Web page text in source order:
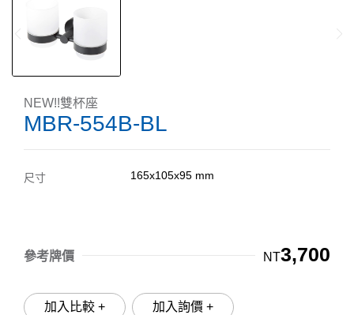
NEW!!雙杯座
MBR-554B-BL
尺寸 165x105x95 mm
參考牌價 NT3,700
加入比較 + 加入詢價 +